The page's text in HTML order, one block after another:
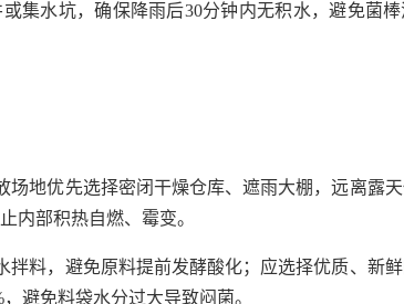
集水坑，确保降雨后30分钟内无积水，避免菌
地优先选择密闭干燥仓库、遮雨大棚，远离露
内部积热自燃、霉变。
料，避免原料提前发酵酸化；应选择优质、新
避免料袋水分过大导致闷菌。